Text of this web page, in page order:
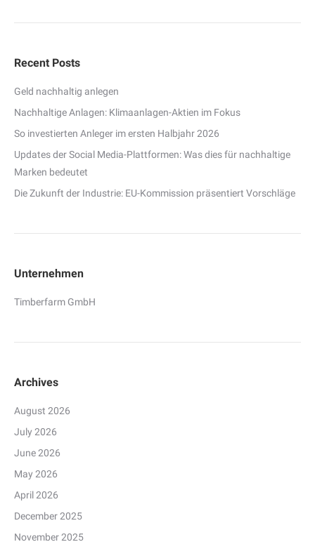
Recent Posts
Geld nachhaltig anlegen
Nachhaltige Anlagen: Klimaanlagen-Aktien im Fokus
So investierten Anleger im ersten Halbjahr 2026
Updates der Social Media-Plattformen: Was dies für nachhaltige
Marken bedeutet
Die Zukunft der Industrie: EU-Kommission präsentiert Vorschläge
Unternehmen
Timberfarm GmbH
Archives
August 2026
July 2026
June 2026
May 2026
April 2026
December 2025
November 2025